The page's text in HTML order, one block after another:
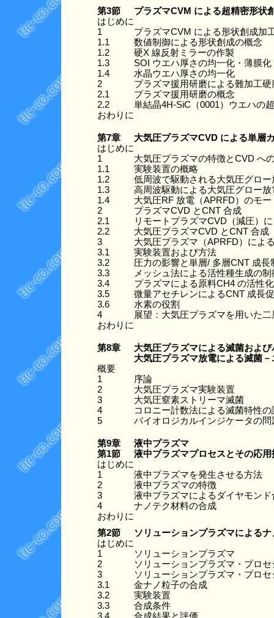
第3節
プラズマCVM による超精密形状
はじめに
1
プラズマCVM による形状創成加
1.1
数値制御による形状創成の概念
1.2
硬X 線反射ミラーの作製
1.3
SOI ウエハ厚さの均一化・薄膜化
1.4
水晶ウエハ厚さの均一化
2
プラズマ援用研磨による難加工
2.1
プラズマ援用研磨の概念
2.2
単結晶4H-SiC（0001）ウエハの
おわりに
第7章
大気圧プラズマCVD による単層
はじめに
1
大気圧プラズマの特徴とCVD へ
1.1
実験装置の概略
1.2
低周波で駆動される大気圧グロー
1.3
高周波駆動による大気圧グロー放
1.4
大気圧RF 放電（APRFD）のモ
2
プラズマCVD とCNT 合成
2.1
リモートプラズマCVD（減圧）
2.2
大気圧プラズマCVD とCNT 合成
3
大気圧プラズマ（APRFD）によ
3.1
実験装置および方法
3.2
圧力の影響と単層/ 多層CNT 成長
3.3
メッシュ法による活性種生成の制
3.4
プラズマによる原料CH4 の活性化
3.5
微量アセチレンによるCNT 成長
3.6
水素の役割
4
展望：大気圧プラズマを用いた
おわりに
第8章
大気圧プラズマによる滅菌およ
大気圧プラズマ放電による滅菌
概要
1
序論
2
大気圧プラズマ実験装置
3
大気圧窒素ストリーマ滅菌
4
コロニー計数法による滅菌特性の
5
バイオロジカルインジケータの問
第9章
液中プラズマ
第1節
液中プラズマプロセスとその応用
はじめに
1
液中プラズマを発生させる方法
2
液中プラズマの特徴
3
液中プラズマによるダイヤモンド
4
ナノテク材料の合成
おわりに
第2節
ソリューションプラズマによるナ
はじめに
1
ソリューションプラズマ
2
ソリューションプラズマ・プロ
3
ソリューションプラズマ・プロ
3.1
金ナノ粒子の合成
3.2
実験装置
3.3
合成条件